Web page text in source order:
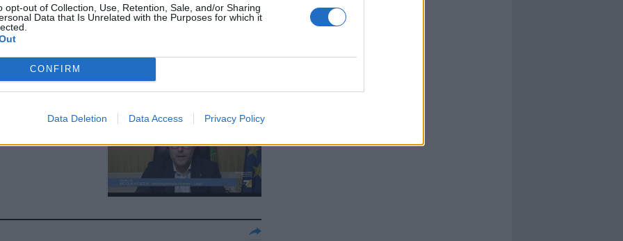
opt-out of Collection, Use, Retention, Sale, and/or Sharing
Data that Is Unrelated with the Purposes for which it
CONFIRM
Data Deletion Data Access Privacy Policy
al
la Lega